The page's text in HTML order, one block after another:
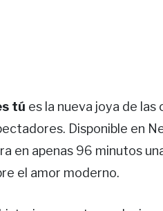
tú es la nueva joya de
Disponible en
en apenas 96 minutos
el amor moderno.